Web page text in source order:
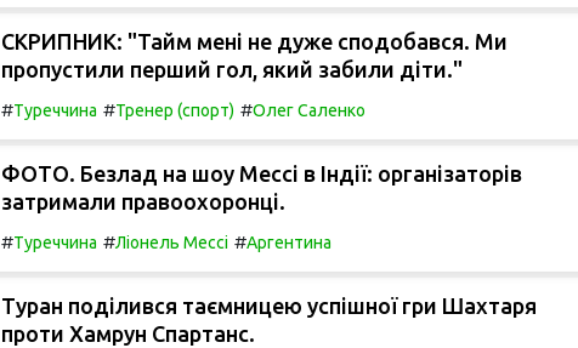
СКРИПНИК: "Тайм мені не дуже сподобався. Ми
пропустили перший гол, який забили діти."
#Туреччина #Тренер (спорт) #Олег Саленко
ФОТО. Безлад на шоу Мессі в Індії: організаторів
затримали правоохоронці.
#Туреччина #Ліонель Мессі #Аргентина
Туран поділився таємницею успішної гри Шахтаря
проти Хамрун Спартанс.